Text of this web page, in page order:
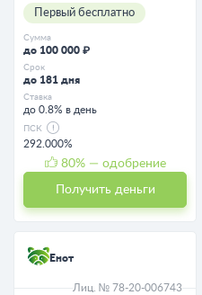
Первый бесплатно
Сумма
до 100 000 ₽
Срок
до 181 дня
Ставка
до 0.8% в день
ПСК
292.000%
80% — одобрение
Получить деньги
Енот
Лиц. № 78-20-006743